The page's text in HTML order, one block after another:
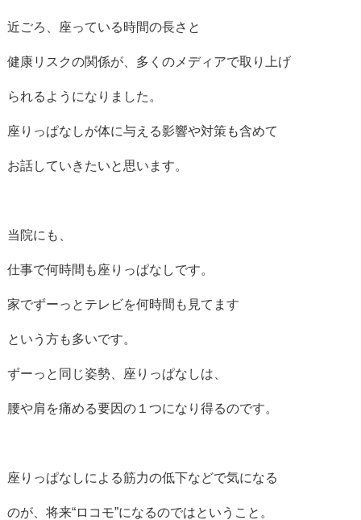
近ごろ、座っている時間の長さと
健康リスクの関係が、多くのメディアで取り上げ
られるようになりました。
座りっぱなしが体に与える影響や対策も含めて
お話していきたいと思います。
当院にも、
仕事で何時間も座りっぱなしです。
家でずーっとテレビを何時間も見てます
という方も多いです。
ずーっと同じ姿勢、座りっぱなしは、
腰や肩を痛める要因の１つになり得るのです。
座りっぱなしによる筋力の低下などで気になる
のが、将来“ロコモ”になるのではということ。